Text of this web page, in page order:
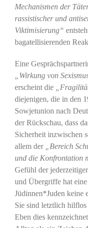
Mechanismen der
rassistischer und
Viktimisierung“
bagatellisierenden
Eine
„Wirkung von
erscheint die
diejenigen, die in den
Sowjetunion nach
der Rückschau, dass
Sicherheit inzwischen
allem der
„Bereich
und die Konfrontation
Gefühl der
und Übergriffe hat
Jüdinnen*Juden keine
Sie sind letztlich
Eben dies